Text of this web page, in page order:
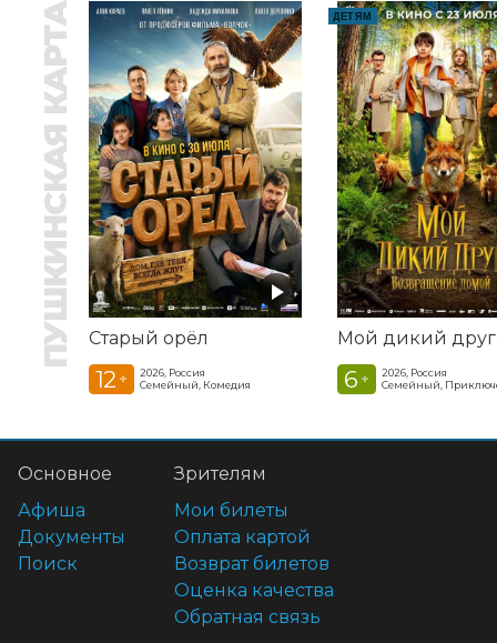
ПУШКИНСКАЯ КАРТА Старый орёл
12 +
2026, Россия
Семейный, Комедия
ДЕТЯМ
6 +
2026, Россия
Семейный,
Основное
Афиша
Документы
Поиск
Зрителям
Мои билеты
Оплата картой
Возврат билетов
Оценка качества
Обратная связь